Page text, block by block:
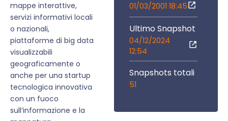
mappe interattive,
servizi informativi locali
o nazionali,
piattaforme di big data
visualizzabili
geograficamente o
anche per una startup
tecnologica innovativa
con un fuoco
sull’informazione e la
01/03/2001 18:45
Ultimo Snapshot
04/12/2024
12:54
Snapshots totali
51